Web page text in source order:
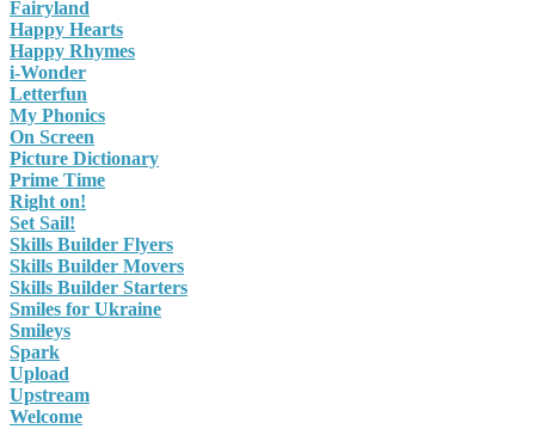
Fairyland
Happy Hearts
Happy Rhymes
i-Wonder
Letterfun
My Phonics
On Screen
Picture Dictionary
Prime Time
Right on!
Set Sail!
Skills Builder Flyers
Skills Builder Movers
Skills Builder Starters
Smiles for Ukraine
Smileys
Spark
Upload
Upstream
Welcome